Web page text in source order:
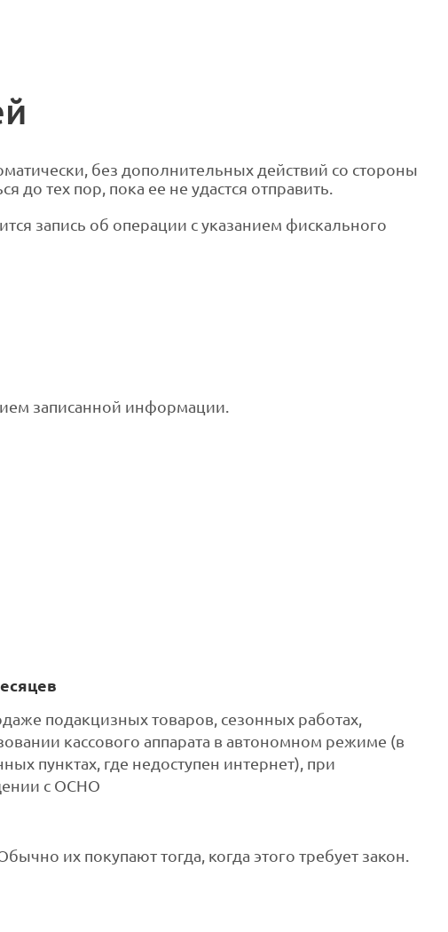
без дополнительных действий со стороны
тех пор, пока ее не удастся отправить.
запись об операции с указанием фискального
записанной информации.
подакцизных товаров, сезонных работах,
кассового аппарата в автономном режиме (в
пунктах, где недоступен интернет), при
с ОСНО
их покупают тогда, когда этого требует закон.